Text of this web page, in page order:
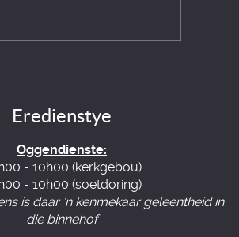
Eredienstye
Oggendienste:
- 10h00 (kerkgebou)
- 10h00 (soetdoring)
is daar 'n kenmekaar geleentheid in
die binnehof